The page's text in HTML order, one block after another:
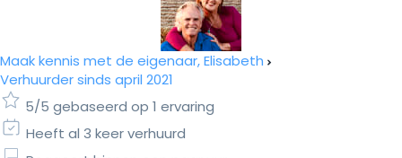
Maak kennis met de eigenaar, Elisabeth
Verhuurder sinds april 2021
5/5 gebaseerd op 1 ervaring
Heeft al 3 keer verhuurd